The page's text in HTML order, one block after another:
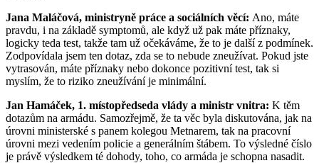
Jana Maláčová, ministryně práce a sociálních věcí: Ano, máte
pravdu, i na základě symptomů, ale když už pak máte příznaky,
logicky teda test, takže tam už očekáváme, že to je další z podmínek.
Zodpovídala jsem ten dotaz, zda se to nebude zneužívat. Pokud jste
vytrasován, máte příznaky nebo dokonce pozitivní test, tak si
myslím, že to riziko zneužívání je minimální.
Jan Hamáček, 1. místopředseda vlády a ministr vnitra: K těm
dotazům na armádu. Samozřejmě, že ta věc byla diskutována, jak na
úrovni ministerské s panem kolegou Metnarem, tak na pracovní
úrovni mezi vedením policie a generálním štábem. To výsledné číslo
je právě výsledkem té dohody, toho, co armáda je schopna nasadit.